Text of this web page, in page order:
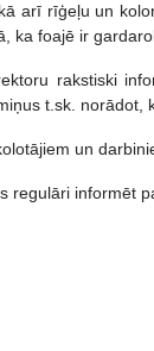
arī rīģeļu un
ka foajē ir
rakstiski
t.sk.
un
regulāri informēt